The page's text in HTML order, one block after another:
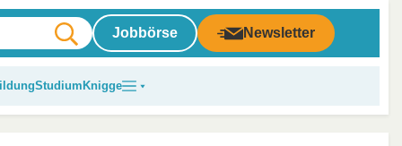
Jobbörse Newsletter
Studium Knigge